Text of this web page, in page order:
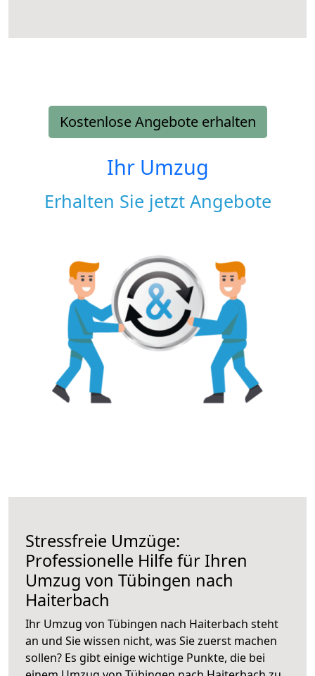
Kostenlose Angebote erhalten
Ihr Umzug
Erhalten Sie jetzt Angebote
Stressfreie Umzüge:
Professionelle Hilfe für Ihren
Umzug von Tübingen nach
Haiterbach
Ihr Umzug von Tübingen nach Haiterbach steht
an und Sie wissen nicht, was Sie zuerst machen
sollen? Es gibt einige wichtige Punkte, die bei